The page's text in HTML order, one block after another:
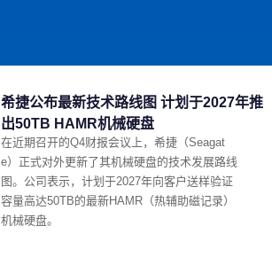
希捷公布最新技术路线图 计划于2027年推
出50TB HAMR机械硬盘
在近期召开的Q4财报会议上，希捷（Seagat
e）正式对外更新了其机械硬盘的技术发展路线
图。公司表示，计划于2027年向客户送样验证
容量高达50TB的最新HAMR（热辅助磁记录）
机械硬盘。